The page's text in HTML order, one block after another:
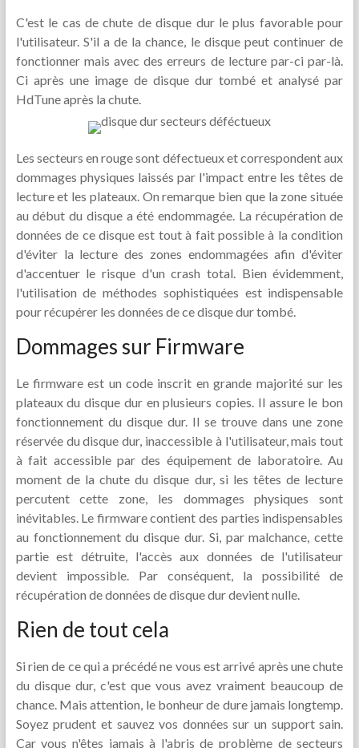
C'est le cas de chute de disque dur le plus favorable pour
l'utilisateur. S'il a de la chance, le disque peut continuer de
fonctionner mais avec des erreurs de lecture par-ci par-là.
Ci après une image de disque dur tombé et analysé par
HdTune après la chute.
Les secteurs en rouge sont défectueux et correspondent aux
dommages physiques laissés par l'impact entre les têtes de
lecture et les plateaux. On remarque bien que la zone située
au début du disque a été endommagée. La récupération de
données de ce disque est tout à fait possible à la condition
d'éviter la lecture des zones endommagées afin d'éviter
d'accentuer le risque d'un crash total. Bien évidemment,
l'utilisation de méthodes sophistiquées est indispensable
pour récupérer les données de ce disque dur tombé.
Dommages sur Firmware
Le firmware est un code inscrit en grande majorité sur les
plateaux du disque dur en plusieurs copies. Il assure le bon
fonctionnement du disque dur. Il se trouve dans une zone
réservée du disque dur, inaccessible à l'utilisateur, mais tout
à fait accessible par des équipement de laboratoire. Au
moment de la chute du disque dur, si les têtes de lecture
percutent cette zone, les dommages physiques sont
inévitables. Le firmware contient des parties indispensables
au fonctionnement du disque dur. Si, par malchance, cette
partie est détruite, l'accès aux données de l'utilisateur
devient impossible. Par conséquent, la possibilité de
récupération de données de disque dur devient nulle.
Rien de tout cela
Si rien de ce qui a précédé ne vous est arrivé après une chute
du disque dur, c'est que vous avez vraiment beaucoup de
chance. Mais attention, le bonheur de dure jamais longtemp.
Soyez prudent et sauvez vos données sur un support sain.
Car vous n'êtes jamais à l'abris de problème de secteurs